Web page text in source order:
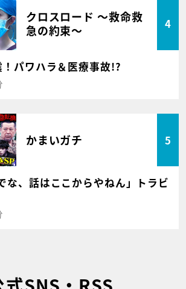
クロスロード ～救命救
急の約束～
4
パワハラ＆医療事故!?
かまいガチ 5
な、話はここからやねん」トラビ